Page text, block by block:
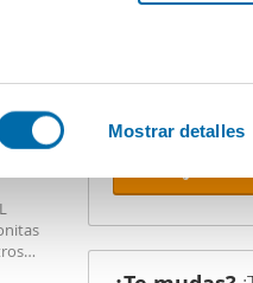
Mostrar detalles
No dejes que te